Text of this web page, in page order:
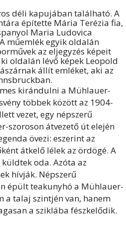
déli kapujában található. A
építette Mária Terézia fia,
Maria Ludovica
műemlék egyik oldalán
az eljegyzés képeit
oldalán lévő képek Leopold
állít emléket, aki az
kirándulni a Mühlauer-
többek között az 1904-
vezet, egy népszerű
szoroson átvezető út elején
övezi: eszerint az
átkelő lélek az ördögé. A
oda. Azóta az
hívják. Népszerű
épült teakunyhó a Mühlauer-
a talaj szintjén van, hanem
a sziklába fészkelődik.